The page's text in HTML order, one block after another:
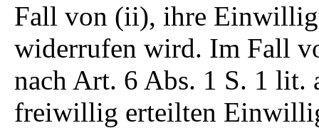
Fall von (ii), ihre
widerrufen wird. Im Fall
nach Art. 6 Abs. 1 S. 1 lit.
freiwillig erteilten